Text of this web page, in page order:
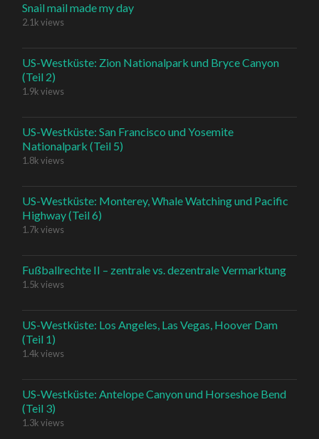
Snail mail made my day
2.1k views
US-Westküste: Zion Nationalpark und Bryce Canyon
(Teil 2)
1.9k views
US-Westküste: San Francisco und Yosemite
Nationalpark (Teil 5)
1.8k views
US-Westküste: Monterey, Whale Watching und Pacific
Highway (Teil 6)
1.7k views
Fußballrechte II – zentrale vs. dezentrale Vermarktung
1.5k views
US-Westküste: Los Angeles, Las Vegas, Hoover Dam
(Teil 1)
1.4k views
US-Westküste: Antelope Canyon und Horseshoe Bend
(Teil 3)
1.3k views